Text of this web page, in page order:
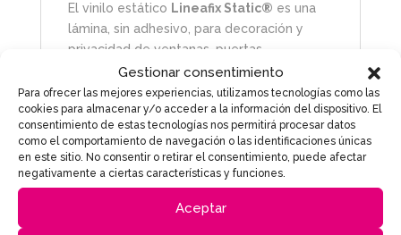
Gestionar consentimiento
Para ofrecer las mejores experiencias, utilizamos tecnologías como las
cookies para almacenar y/o acceder a la información del dispositivo. El
consentimiento de estas tecnologías nos permitirá procesar datos
como el comportamiento de navegación o las identificaciones únicas
en este sitio. No consentir o retirar el consentimiento, puede afectar
negativamente a ciertas características y funciones.
Aceptar
El vinilo estático Lineafix Static® es una
lámina, sin adhesivo, para decoración y
privacidad de ventanas, puertas
acristaladas y mamparas de ducha. El vinilo
estáticoRiceaporta un diseño moderno a
tus ventanas, dejando pasar la luz pero
evitando miradas indiscretas. Diseño
elegante con redondas de diferentes
tamaños y texturas, que emiten un